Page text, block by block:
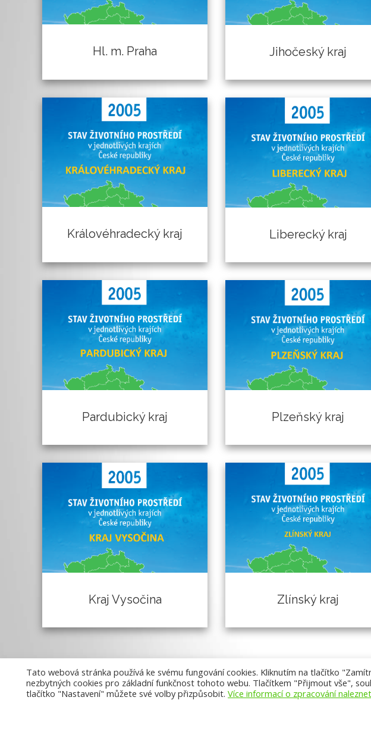
Hl. m. Praha Jihočeský kraj
Královéhradecký kraj Liberecký kraj
Pardubický kraj Plzeňský kraj
Kraj Vysočina Zlínský kraj
Tato webová stránka používá ke svému fungování cookies. Kliknutím na tlačítko
nezbytných cookies pro základní funkčnost tohoto webu. Tlačítkem "Přijmout vše",
tlačítko "Nastavení" můžete své volby přizpůsobit.Více informací o zpracování